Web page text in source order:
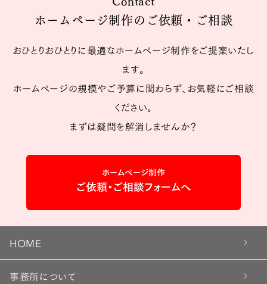
ホームページ制作のご依頼・ご相談
おひとりおひとりに最適なホームページ制作をご提案いたし
ます。
ホームページの規模やご予算に関わらず、お気軽にご相談
ください。
まずは疑問を解消しませんか？
ホームページ制作
ご依頼・ご相談フォームへ
HOME
事務所について